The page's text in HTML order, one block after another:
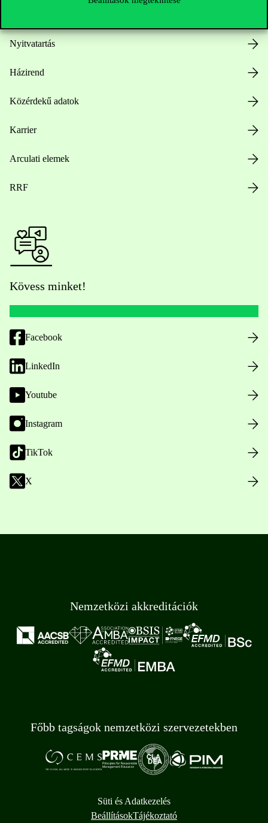
Nyitvatartás
Házirend
Közérdekű adatok
Karrier
Arculati elemek
RRF
Kövess minket!
Facebook
LinkedIn
Youtube
Instagram
TikTok
X
Nemzetközi akkreditációk
Főbb tagságok nemzetközi szervezetekben
Süti és Adatkezelés
BeállításokTájékoztató